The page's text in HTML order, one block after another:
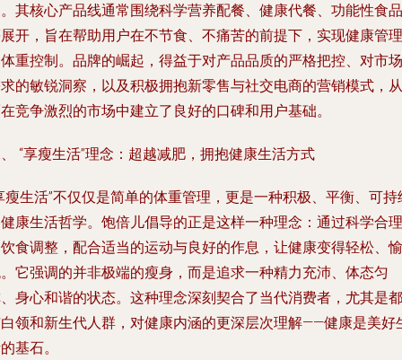
其核心产品线通常围绕科学营养配餐、健康代餐、功能性食品
开，旨在帮助用户在不节食、不痛苦的前提下，实现健康管理
重控制。品牌的崛起，得益于对产品品质的严格把控、对市场
的敏锐洞察，以及积极拥抱新零售与社交电商的营销模式，从
竞争激烈的市场中建立了良好的口碑和用户基础。
“享瘦生活”理念：超越减肥，拥抱健康生活方式
瘦生活”不仅仅是简单的体重管理，更是一种积极、平衡、可持
康生活哲学。饱倍儿倡导的正是这样一种理念：通过科学合理
食调整，配合适当的运动与良好的作息，让健康变得轻松、愉
它强调的并非极端的瘦身，而是追求一种精力充沛、体态匀
身心和谐的状态。这种理念深刻契合了当代消费者，尤其是都
领和新生代人群，对健康内涵的更深层次理解——健康是美好
基石。